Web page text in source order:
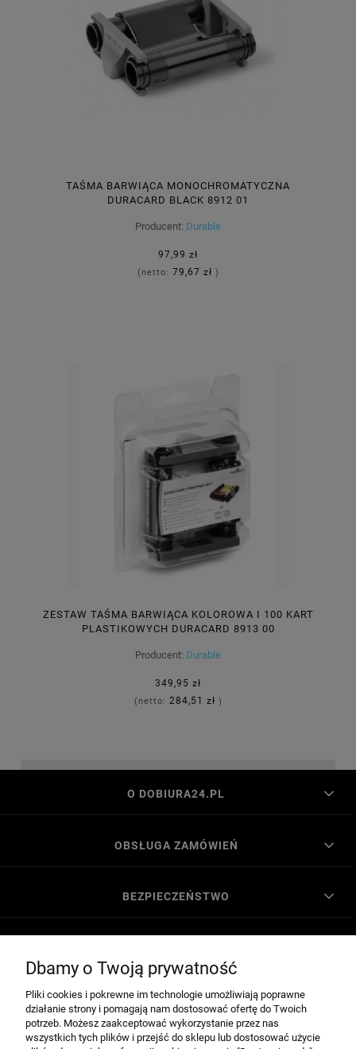
TAŚMA BARWIĄCA MONOCHROMATYCZNA
DURACARD BLACK 8912 01
Producent: Durable
97,99 zł
(netto: 79,67 zł )
ZESTAW TAŚMA BARWIĄCA KOLOROWA I 100 KART
PLASTIKOWYCH DURACARD 8913 00
Producent: Durable
349,95 zł
(netto: 284,51 zł )
O DOBIURA24.PL
OBSŁUGA ZAMÓWIEŃ
BEZPIECZEŃSTWO
POMOC
Dbamy o Twoją prywatność
Pliki cookies i pokrewne im technologie umożliwiają poprawne
działanie strony i pomagają nam dostosować ofertę do Twoich
potrzeb. Możesz zaakceptować wykorzystanie przez nas
wszystkich tych plików i przejść do sklepu lub dostosować użycie